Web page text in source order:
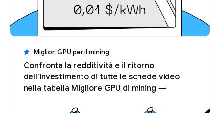
Migliori GPU per il mining
Confronta la redditività e il ritorno
dell'investimento di tutte le schede video
nella tabella Migliore GPU di mining →